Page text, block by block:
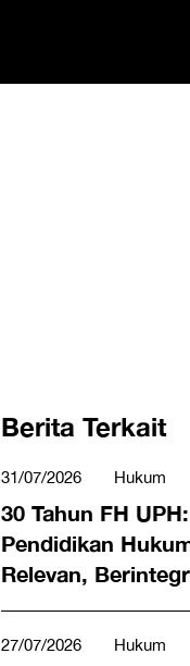
Berita Terkait
31/07/2026 Hukum
30 Tahun FH
Pendidikan
Relevan,
Berdampak
27/07/2026 Hukum